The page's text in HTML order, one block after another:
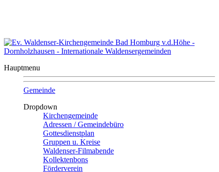
Hauptmenu
Gemeinde
Dropdown
Kirchengemeinde
Adressen / Gemeindebüro
Gottesdienstplan
Gruppen u. Kreise
Waldenser-Filmabende
Kollektenbons
Förderverein